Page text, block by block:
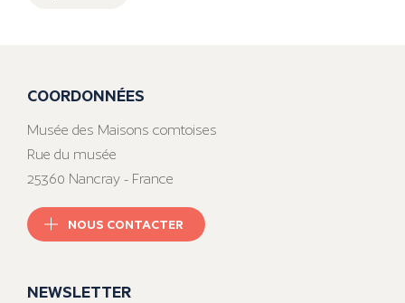
COORDONNÉES
Musée des Maisons comtoises
Rue du musée
25360 Nancray - France
NOUS CONTACTER
NEWSLETTER